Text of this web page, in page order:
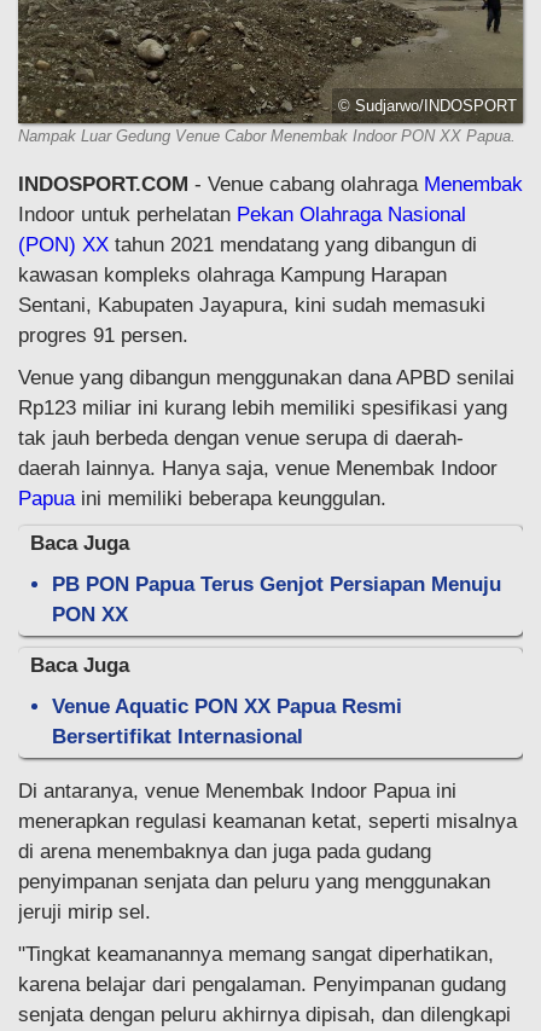
© Sudjarwo/INDOSPORT
Nampak Luar Gedung Venue Cabor Menembak Indoor PON XX Papua.
INDOSPORT.COM - Venue cabang olahraga Menembak
Indoor untuk perhelatan Pekan Olahraga Nasional
(PON) XX tahun 2021 mendatang yang dibangun di
kawasan kompleks olahraga Kampung Harapan
Sentani, Kabupaten Jayapura, kini sudah memasuki
progres 91 persen.
Venue yang dibangun menggunakan dana APBD senilai
Rp123 miliar ini kurang lebih memiliki spesifikasi yang
tak jauh berbeda dengan venue serupa di daerah-
daerah lainnya. Hanya saja, venue Menembak Indoor
Papua ini memiliki beberapa keunggulan.
Baca Juga
PB PON Papua Terus Genjot Persiapan Menuju
PON XX
Baca Juga
Venue Aquatic PON XX Papua Resmi
Bersertifikat Internasional
Di antaranya, venue Menembak Indoor Papua ini
menerapkan regulasi keamanan ketat, seperti misalnya
di arena menembaknya dan juga pada gudang
penyimpanan senjata dan peluru yang menggunakan
jeruji mirip sel.
"Tingkat keamanannya memang sangat diperhatikan,
karena belajar dari pengalaman. Penyimpanan gudang
senjata dengan peluru akhirnya dipisah, dan dilengkapi